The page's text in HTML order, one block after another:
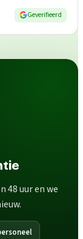
Geverifieerd
48 uur en we